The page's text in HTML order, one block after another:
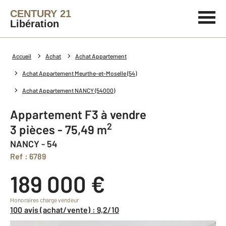
CENTURY 21
Libération
Accueil Achat Achat Appartement
Achat Appartement Meurthe-et-Moselle (54)
Achat Appartement NANCY (54000)
Appartement F3 à vendre
3 pièces - 75,49 m2
NANCY - 54
Ref : 6789
189 000 €
Honoraires charge vendeur
100 avis (achat/vente) : 9,2/10